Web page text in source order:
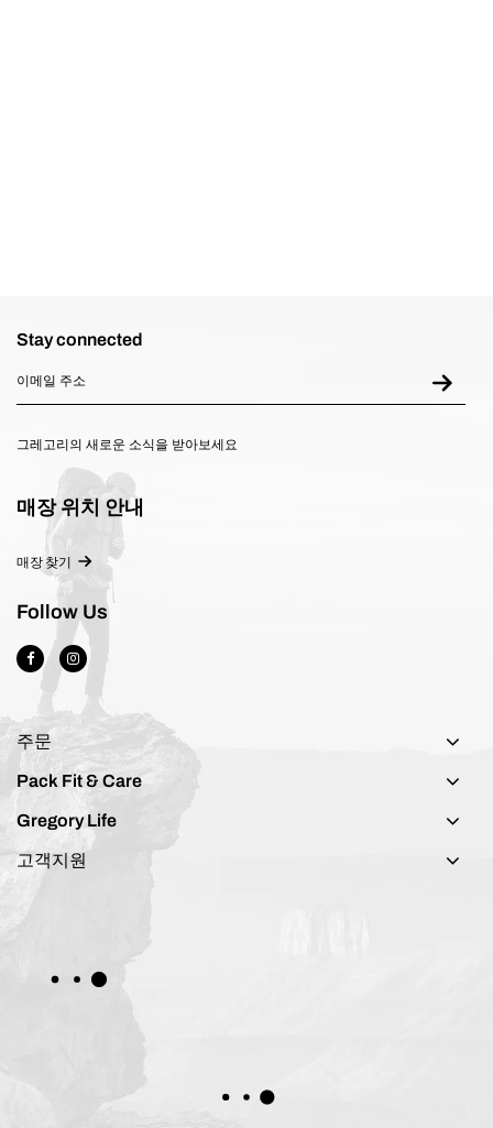
Stay connected
그레고리의 새로운 소식을 받아보세요
매장 위치 안내
매장 찾기
Follow Us
주문
Pack Fit & Care
Gregory Life
고객지원